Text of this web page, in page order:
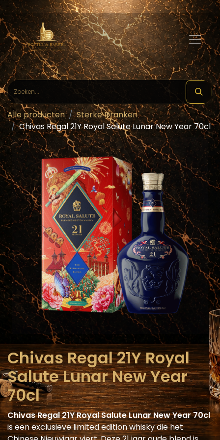
Alle producten
Sterke Dranken
Chivas Regal 21Y Royal Salute Lunar New Year 70cl
Chivas Regal 21Y Royal
Salute Lunar New Year
70cl
Chivas Regal 21Y Royal Salute Lunar New Year 70cl
is een exclusieve limited edition whisky die het